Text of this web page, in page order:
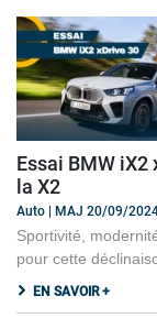
Essai BMW
la X2
Auto | MAJ 20/09/
Sportivité,
pour cette
EN SAVOIR +